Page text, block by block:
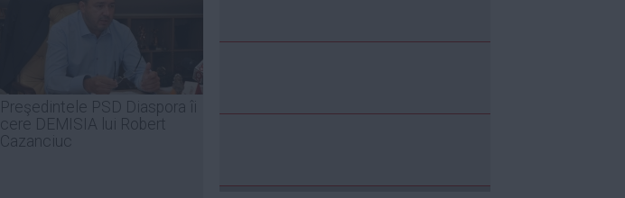
Preşedintele PSD Diaspora îi
cere DEMISIA lui Robert
Cazanciuc